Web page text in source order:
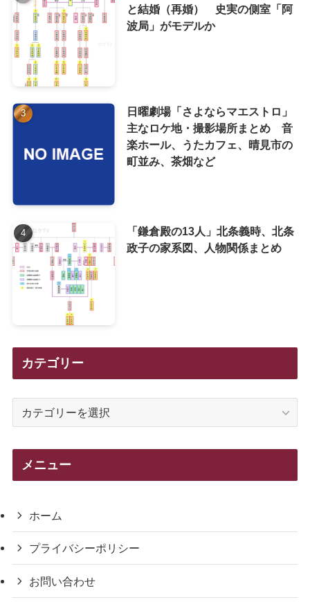
と結婚（再婚） 史実の側室「阿
波局」がモデルか
日曜劇場「さよならマエストロ」
主なロケ地・撮影場所まとめ 音
楽ホール、うたカフェ、晴見市の
町並み、茶畑など
「鎌倉殿の13人」北条義時、北条
政子の家系図、人物関係まとめ
カテゴリー
メニュー
ホーム
プライバシーポリシー
お問い合わせ